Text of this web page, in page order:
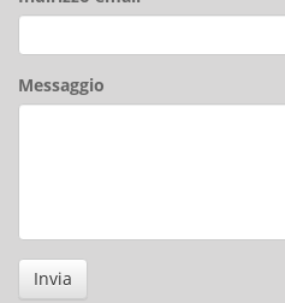
Messaggio
Invia